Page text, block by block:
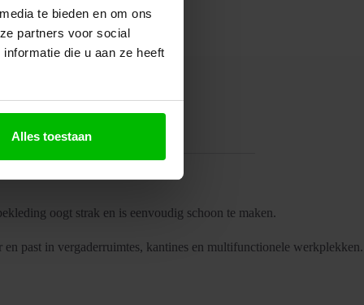
te bieden en om ons
partners voor social
die u aan ze heeft
Alles toestaan
oogt strak en is eenvoudig schoon te maken.
past in vergaderruimtes, kantines en multifunctionele werkplekken.